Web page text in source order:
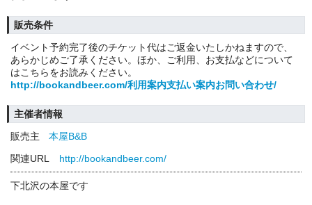
販売条件
イベント予約完了後のチケット代はご返金いたしかねますので、
あらかじめご了承ください。ほか、ご利用、お支払などについて
はこちらをお読みください。
http://bookandbeer.com/利用案内支払い案内お問い合わせ/
主催者情報
販売主
本屋B&B
関連URL
http://bookandbeer.com/
下北沢の本屋です